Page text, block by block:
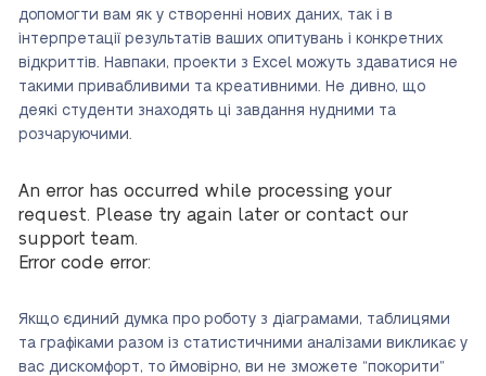
допомогти вам як у створенні нових даних, так і в
інтерпретації результатів ваших опитувань і конкретних
відкриттів. Навпаки, проекти з Excel можуть здаватися не
такими привабливими та креативними. Не дивно, що
деякі студенти знаходять ці завдання нудними та
розчаруючими.
An error has occurred while processing your
request. Please try again later or contact our
support team.
Error code error:
Якщо єдиний думка про роботу з діаграмами, таблицями
та графіками разом із статистичними аналізами викликає у
вас дискомфорт, то ймовірно, ви не зможете “покорити”